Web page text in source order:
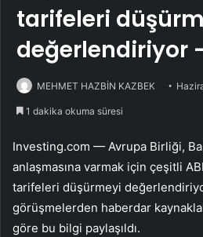
tarifeleri
değerlendiriyor
MEHMET HAZBİN KAZBEK
1 dakika okuma süresi
Investing.com — Avrupa Birliği,
anlaşmasına varmak için çeşitli
tarifeleri düşürmeyi
görüşmelerden haberdar
göre bu bilgi paylaşıldı.